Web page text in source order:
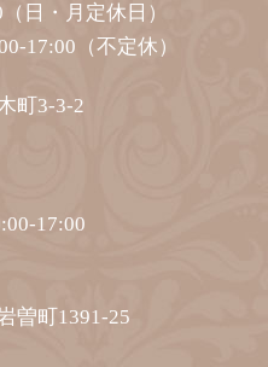
日・月定休日）
17:00（不定休）
町3-3-2
17:00
曽町1391-25